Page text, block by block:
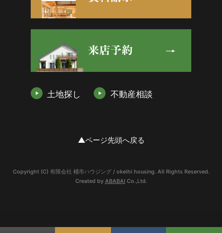
土地探し 不動産相談
▲ページ先頭へ戻る
Copyright (C) 有限会社 桶市ハウジング / okeihi housing. All Rights Reserved.
Created by ABABAI Co.,Ltd.